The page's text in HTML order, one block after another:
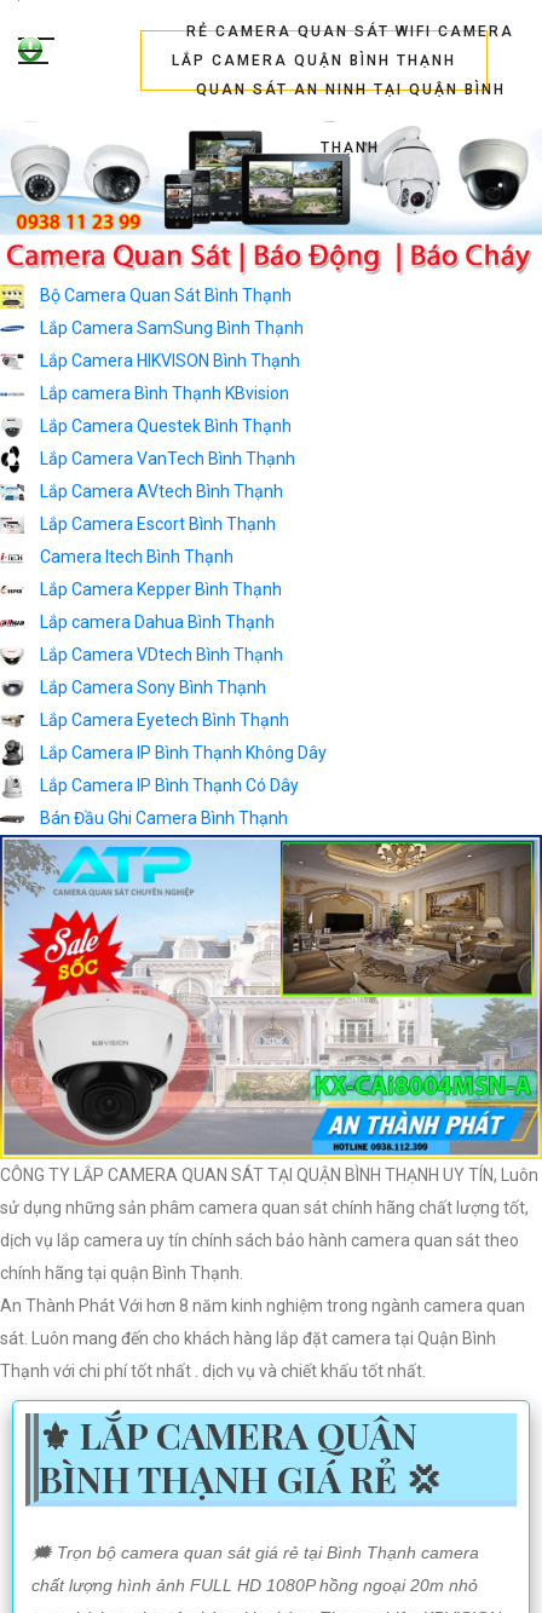
Camera
Tư
Vấn
Lắp
Đặt
Chọn
Camera
Top
Camera
Wifi
Camera
Quan
Sát
Camera
Camera
Giá
Rẻ
Camera
Wifi
Camera
2k
LẮP CAMERA QUẬN BÌNH THẠNH
Bộ Camera Quan Sát Bình Thạnh
Lắp Camera SamSung Bình Thạnh
Lắp Camera HIKVISON Bình Thạnh
Lắp camera Bình Thạnh KBvision
Lắp Camera Questek Bình Thạnh
Lắp Camera VanTech Bình Thạnh
Lắp Camera AVtech Bình Thạnh
Lắp Camera Escort Bình Thạnh
Camera Itech Bình Thạnh
Lắp Camera Kepper Bình Thạnh
Lắp camera Dahua Bình Thạnh
Lắp Camera VDtech Bình Thạnh
Lắp Camera Sony Bình Thạnh
Lắp Camera Eyetech Bình Thạnh
Lắp Camera IP Bình Thạnh Không Dây
Lắp Camera IP Bình Thạnh Có Dây
Bán Đầu Ghi Camera Bình Thạnh
CÔNG TY LẮP CAMERA QUAN SÁT TẠI QUẬN BÌNH THẠNH UY TÍN, Luôn
sử dụng những sản phâm camera quan sát chính hãng chất lượng tốt,
dịch vụ lắp camera uy tín chính sách bảo hành camera quan sát theo
chính hãng tại quận Bình Thạnh.
An Thành Phát Với hơn 8 năm kinh nghiệm trong ngành camera quan
sát. Luôn mang đến cho khách hàng lắp đặt camera tại Quận Bình
Thạnh với chi phí tốt nhất . dịch vụ và chiết khấu tốt nhất.
⚜️ LẮP CAMERA QUÂN
BÌNH THẠNH GIÁ RẺ 💢
️🗯️ Trọn bộ camera quan sát giá rẻ tại Bình Thạnh camera
chất lượng hình ảnh FULL HD 1080P hồng ngoại 20m nhỏ